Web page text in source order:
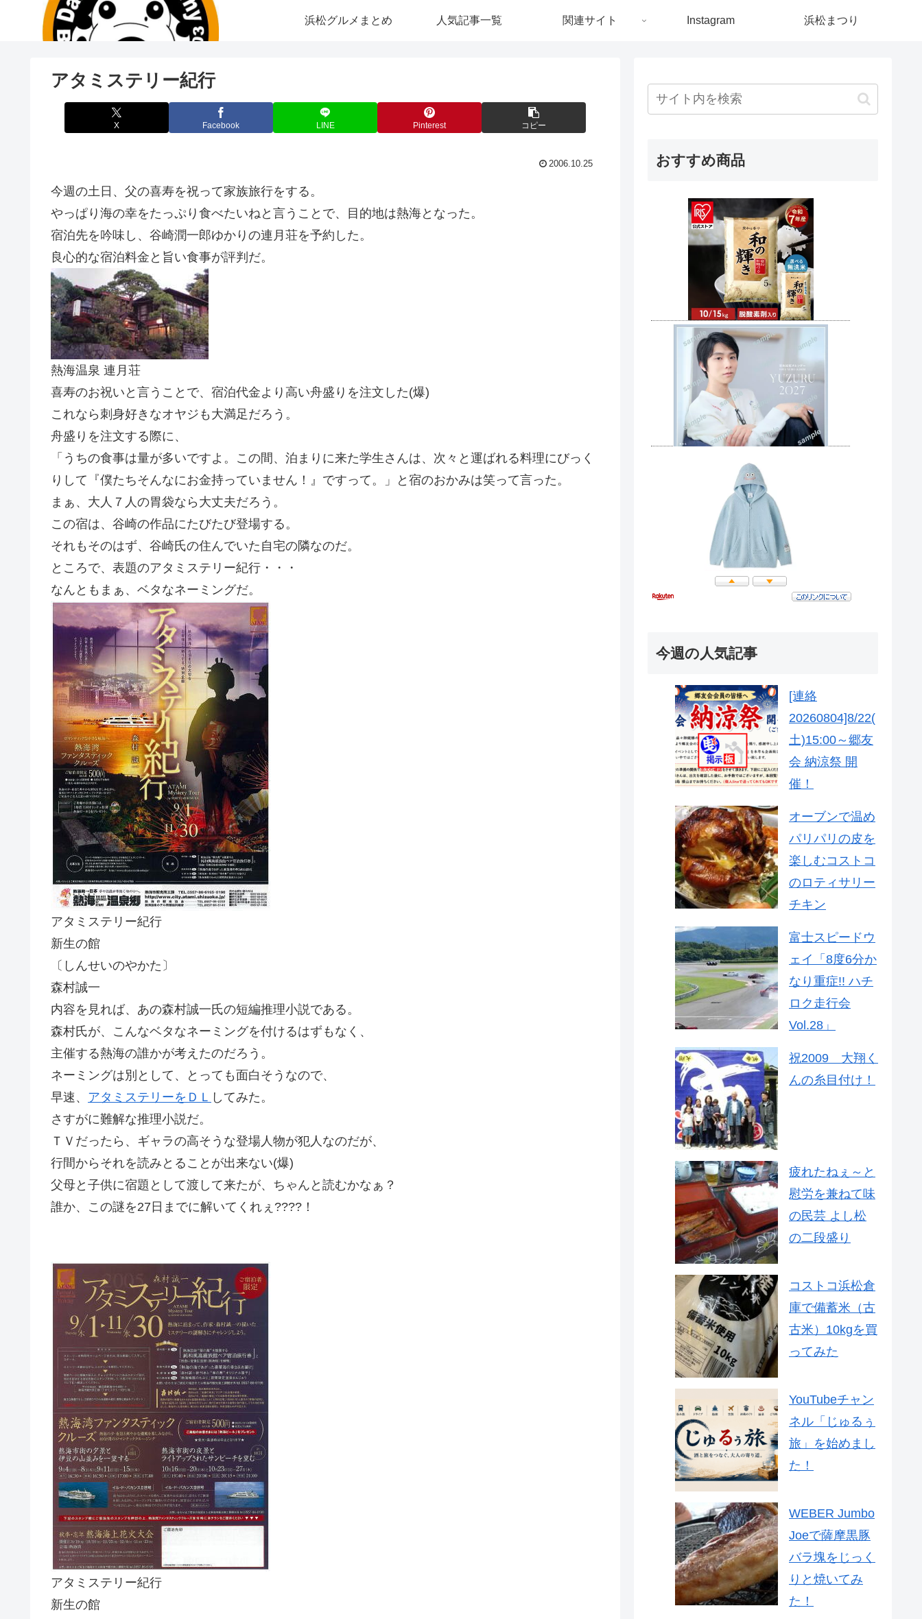
浜松グルメまとめ 人気記事一覧 関連サイト Instagram 浜松まつり
アタミステリー紀行
X Facebook LINE Pinterest コピー
2006.10.25
今週の土日、父の喜寿を祝って家族旅行をする。
やっぱり海の幸をたっぷり食べたいねと言うことで、目的地は熱海となった。
宿泊先を吟味し、谷崎潤一郎ゆかりの連月荘を予約した。
良心的な宿泊料金と旨い食事が評判だ。
熱海温泉 連月荘
喜寿のお祝いと言うことで、宿泊代金より高い舟盛りを注文した(爆)
これなら刺身好きなオヤジも大満足だろう。
舟盛りを注文する際に、
「うちの食事は量が多いですよ。この間、泊まりに来た学生さんは、次々と運ばれる料理にびっく
りして『僕たちそんなにお金持っていません！』ですって。」と宿のおかみは笑って言った。
まぁ、大人７人の胃袋なら大丈夫だろう。
この宿は、谷崎の作品にたびたび登場する。
それもそのはず、谷崎氏の住んでいた自宅の隣なのだ。
ところで、表題のアタミステリー紀行・・・
なんともまぁ、ベタなネーミングだ。
アタミステリー紀行
新生の館
〔しんせいのやかた〕
森村誠一
内容を見れば、あの森村誠一氏の短編推理小説である。
森村氏が、こんなベタなネーミングを付けるはずもなく、
主催する熱海の誰かが考えたのだろう。
ネーミングは別として、とっても面白そうなので、
早速、 アタミステリーをＤＬ してみた。
さすがに難解な推理小説だ。
ＴＶだったら、ギャラの高そうな登場人物が犯人なのだが、
行間からそれを読みとることが出来ない(爆)
父母と子供に宿題として渡して来たが、ちゃんと読むかなぁ？
誰か、この謎を27日までに解いてくれぇ????！
アタミステリー紀行
新生の館
おすすめ商品
今週の人気記事
[連絡
20260804]8/22(
土)15:00～郷友
会 納涼祭 開
催！
オーブンで温め
パリパリの皮を
楽しむコストコ
のロティサリー
チキン
富士スピードウ
ェイ「8度6分か
なり重症!! ハチ
ロク走行会
Vol.28」
祝2009 大翔く
んの糸目付け！
疲れたねぇ～と
慰労を兼ねて味
の民芸 よし松
の二段盛り
コストコ浜松倉
庫で備蓄米（古
古米）10kgを買
ってみた
YouTubeチャン
ネル「じゅるぅ
旅」を始めまし
た！
WEBER Jumbo
Joeで薩摩黒豚
バラ塊をじっく
りと焼いてみ
た！